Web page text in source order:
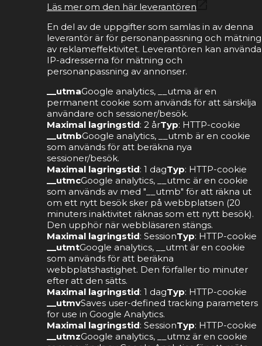
Läs mer om den här leverantören
En del av de uppgifter som samlas in av denna
leverantör är för personanpassning och mätning
av reklameffektivitet. Leverantören kan använda
IP-adresserna för mätning och
personanpassning av annonser.
__utmaGoogle analytics, __utma är en
permanent cookie som används för att särskilja
användare och sessioner/besök.
Maximal lagringstid: 2 årTyp: HTTP-cookie
__utmbGoogle analytics, __utmb är en cookie
som används för att beräkna nya
sessioner/besök.
Maximal lagringstid: 1 dagTyp: HTTP-cookie
__utmcGoogle analytics, __utmc är en cookie
som används av med "__utmb" för att räkna ut
om ett nytt besök sker på webbplatsen (20
minuters inaktivitet räknas som ett nytt besök).
Den upphör när webbläsaren stängs.
Maximal lagringstid: SessionTyp: HTTP-cookie
__utmtGoogle analytics, __utmt är en cookie
som används för att beräkna
webbplatshastighet. Den förfaller tio minuter
efter att den sätts.
Maximal lagringstid: 1 dagTyp: HTTP-cookie
__utmvSaves user-defined tracking parameters
for use in Google Analytics.
Maximal lagringstid: SessionTyp: HTTP-cookie
__utmzGoogle analytics, __utmz är en cookie